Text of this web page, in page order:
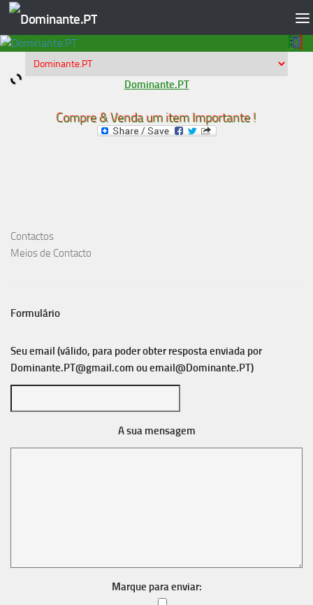
Skip to content
Dominante.PT
Compre & Venda um item Importante !
Contactos
Meios de Contacto
Formulário
Seu email (válido, para poder obter resposta enviada por
Dominante.PT@gmail.com ouemail@Dominante.PT)
A sua mensagem
Marque para enviar: